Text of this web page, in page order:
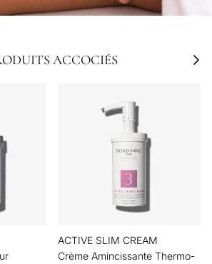
ACCOCIÉS
ACTIVE SLIM CREAM
Crème Amincissante Thermo-